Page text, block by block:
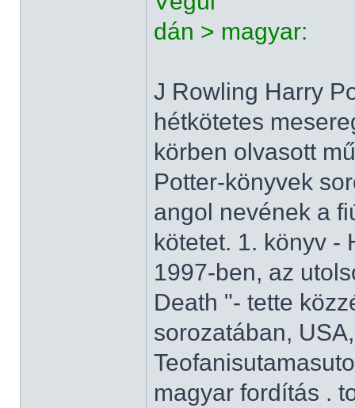
dán > magyar:
J Rowling Harry
hétkötetes
körben olvasott
Potter-könyvek
angol nevének a
kötetet. 1. könyv -
1997-ben, az
Death "- tette
sorozatában,
magyar fordítás .